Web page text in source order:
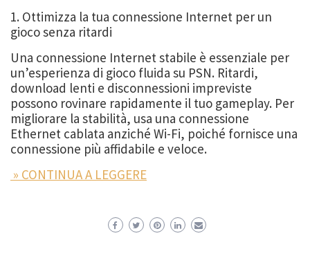
1. Ottimizza la tua connessione Internet per un
gioco senza ritardi
Una connessione Internet stabile è essenziale per
un’esperienza di gioco fluida su PSN. Ritardi,
download lenti e disconnessioni impreviste
possono rovinare rapidamente il tuo gameplay. Per
migliorare la stabilità, usa una connessione
Ethernet cablata anziché Wi-Fi, poiché fornisce una
connessione più affidabile e veloce.
» CONTINUA A LEGGERE